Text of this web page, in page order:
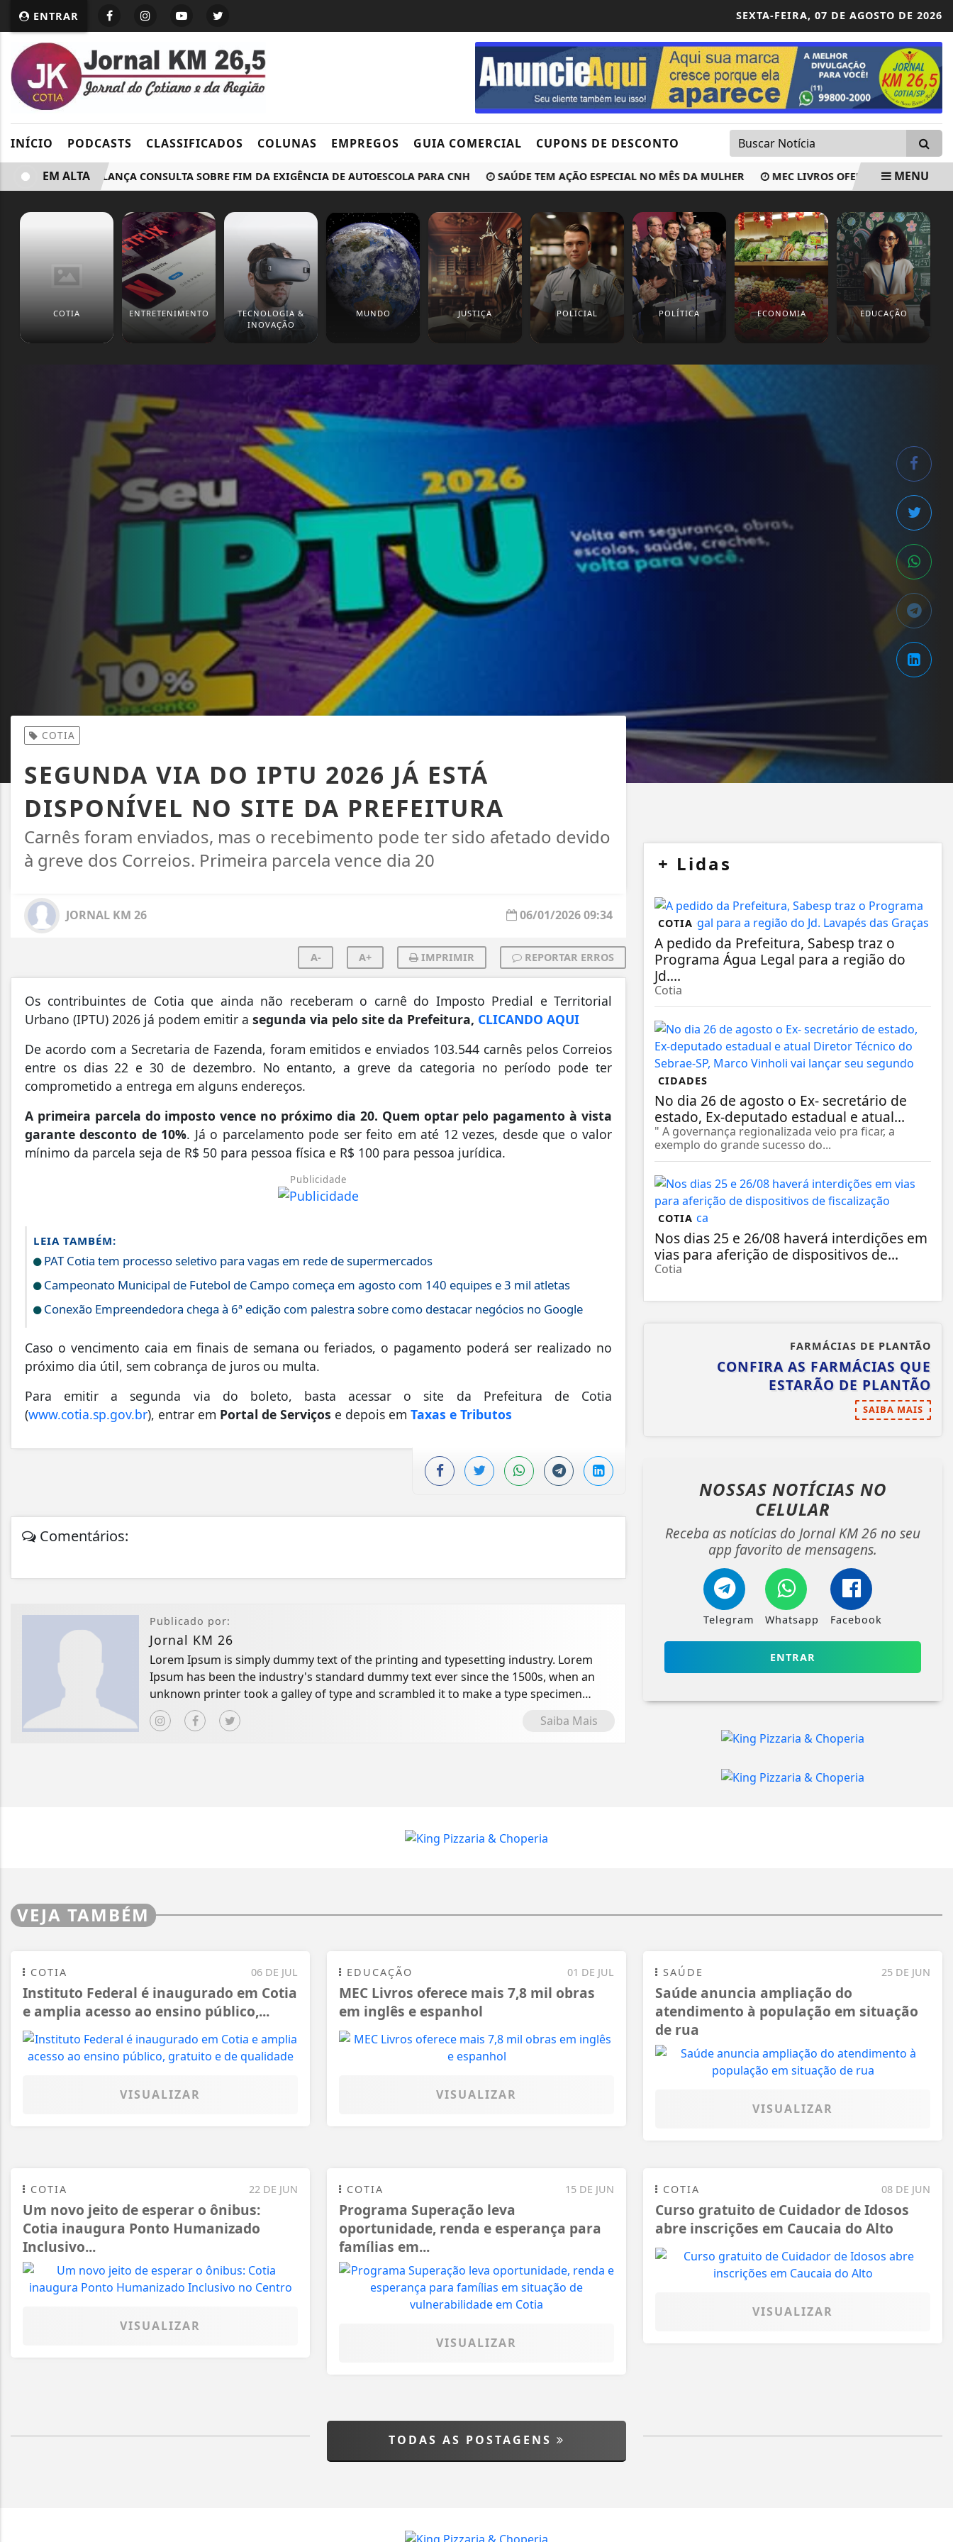
ENTRAR SEXTA-FEIRA, 07 DE AGOSTO DE 2026
INÍCIO PODCASTS CLASSIFICADOS COLUNAS EMPREGOS GUIA COMERCIAL CUPONS DE DESCONTO
GOVERNO LANÇA CONSULTA SOBRE FIM DA EXIGÊNCIA DE AUTOESCOLA PARA CNH SAÚDE TEM AÇÃO ESPECIAL NO MÊS DA MULHER MEC LIVROS OFERECE MAIS 7,8 MIL
EM ALTA MENU
COTIA ENTRETENIMENTO
TECNOLOGIA &
INOVAÇÃO
MUNDO JUSTIÇA POLICIAL POLÍTICA ECONOMIA EDUCAÇÃO
COTIA
SEGUNDA VIA DO IPTU 2026 JÁ ESTÁ
DISPONÍVEL NO SITE DA PREFEITURA
Carnês foram enviados, mas o recebimento pode ter sido afetado devido
à greve dos Correios. Primeira parcela vence dia 20
JORNAL KM 26 06/01/2026 09:34
A- A+ IMPRIMIR REPORTAR ERROS
Os contribuintes de Cotia que ainda não receberam o carnê do Imposto Predial e Territorial
Urbano (IPTU) 2026 já podem emitir a segunda via pelo site da Prefeitura, CLICANDO AQUI
De acordo com a Secretaria de Fazenda, foram emitidos e enviados 103.544 carnês pelos Correios
entre os dias 22 e 30 de dezembro. No entanto, a greve da categoria no período pode ter
comprometido a entrega em alguns endereços.
A primeira parcela do imposto vence no próximo dia 20. Quem optar pelo pagamento à vista
garante desconto de 10%. Já o parcelamento pode ser feito em até 12 vezes, desde que o valor
mínimo da parcela seja de R$ 50 para pessoa física e R$ 100 para pessoa jurídica.
Publicidade
LEIA TAMBÉM:
PAT Cotia tem processo seletivo para vagas em rede de supermercados
Campeonato Municipal de Futebol de Campo começa em agosto com 140 equipes e 3 mil atletas
Conexão Empreendedora chega à 6ª edição com palestra sobre como destacar negócios no Google
Caso o vencimento caia em finais de semana ou feriados, o pagamento poderá ser realizado no
próximo dia útil, sem cobrança de juros ou multa.
Para emitir a segunda via do boleto, basta acessar o site da Prefeitura de Cotia
(www.cotia.sp.gov.br), entrar em Portal de Serviços e depois em Taxas e Tributos
Comentários:
Publicado por:
Jornal KM 26
Lorem Ipsum is simply dummy text of the printing and typesetting industry. Lorem
Ipsum has been the industry's standard dummy text ever since the 1500s, when an
unknown printer took a galley of type and scrambled it to make a type specimen
book.
Saiba Mais
+ Lidas
COTIA
A pedido da Prefeitura, Sabesp traz o
Programa Água Legal para a região do
Jd....
Cotia
CIDADES
No dia 26 de agosto o Ex- secretário de
estado, Ex-deputado estadual e atual...
" A governança regionalizada veio pra ficar, a
exemplo do grande sucesso do...
COTIA
Nos dias 25 e 26/08 haverá interdições em
vias para aferição de dispositivos de...
Cotia
FARMÁCIAS DE PLANTÃO
CONFIRA AS FARMÁCIAS QUE
ESTARÃO DE PLANTÃO
SAIBA MAIS
NOSSAS NOTÍCIAS NO
CELULAR
Receba as notícias do Jornal KM 26 no seu
app favorito de mensagens.
Telegram Whatsapp Facebook
ENTRAR
VEJA TAMBÉM
06 DE JUL
COTIA
Instituto Federal é inaugurado em Cotia
e amplia acesso ao ensino público,...
VISUALIZAR
01 DE JUL
EDUCAÇÃO
MEC Livros oferece mais 7,8 mil obras
em inglês e espanhol
VISUALIZAR
25 DE JUN
SAÚDE
Saúde anuncia ampliação do
atendimento à população em situação
de rua
VISUALIZAR
22 DE JUN
COTIA
Um novo jeito de esperar o ônibus:
Cotia inaugura Ponto Humanizado
Inclusivo...
VISUALIZAR
15 DE JUN
COTIA
Programa Superação leva
oportunidade, renda e esperança para
famílias em...
VISUALIZAR
08 DE JUN
COTIA
Curso gratuito de Cuidador de Idosos
abre inscrições em Caucaia do Alto
VISUALIZAR
TODAS AS POSTAGENS